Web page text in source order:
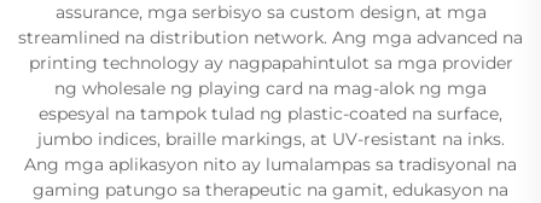
assurance, mga serbisyo sa custom design, at mga
streamlined na distribution network. Ang mga advanced na
printing technology ay nagpapahintulot sa mga provider
ng wholesale ng playing card na mag-alok ng mga
espesyal na tampok tulad ng plastic-coated na surface,
jumbo indices, braille markings, at UV-resistant na inks.
Ang mga aplikasyon nito ay lumalampas sa tradisyonal na
gaming patungo sa therapeutic na gamit, edukasyon na